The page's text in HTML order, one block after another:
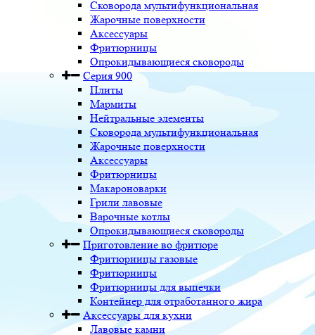
Сковорода мультифункциональная
Жарочные поверхности
Аксессуары
Фритюрницы
Опрокидывающиеся сковороды
Серия 900
Плиты
Мармиты
Нейтральные элементы
Сковорода мультифункциональная
Жарочные поверхности
Аксессуары
Фритюрницы
Макароноварки
Грили лавовые
Варочные котлы
Опрокидывающиеся сковороды
Приготовление во фритюре
Фритюрницы газовые
Фритюрницы
Фритюрницы для выпечки
Контейнер для отработанного жира
Аксессуары для кухни
Лавовые камни